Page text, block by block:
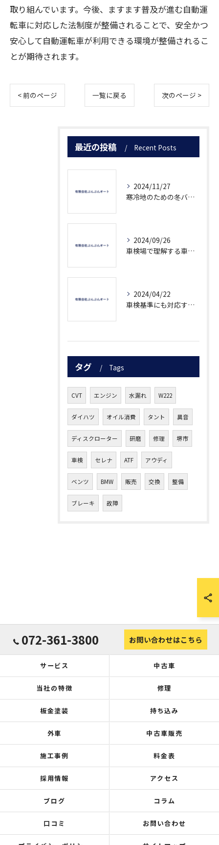
取り組んでいます。今後、ますます普及が進む自動運
転車に対応した法制度が整備されることで、安全かつ
安心して自動運転車が利用できる環境が整備されるこ
とが期待されます。
< 前のページ 一覧に戻る 次のページ >
最近の投稿 Recent Posts
2024/11/27
寒冷地のための冬バッテリー対策
2024/09/26
車検場で理解する車検の流れ
2024/04/22
車検基準にも対応する次世代のOBD車検について知ろう
タグ Tags
CVT エンジン 水漏れ W222
ダイハツ オイル消費 タント 異音
ディスクローター 研磨 修理 堺市
車検 セレナ ATF アウディ
ベンツ BMW 販売 交換 整備
ブレーキ 故障
072-361-3800 お問い合わせはこちら
サービス 中古車
当社の特徴 修理
板金塗装 持ち込み
外車 中古車販売
施工事例 料金表
採用情報 アクセス
ブログ コラム
口コミ お問い合わせ